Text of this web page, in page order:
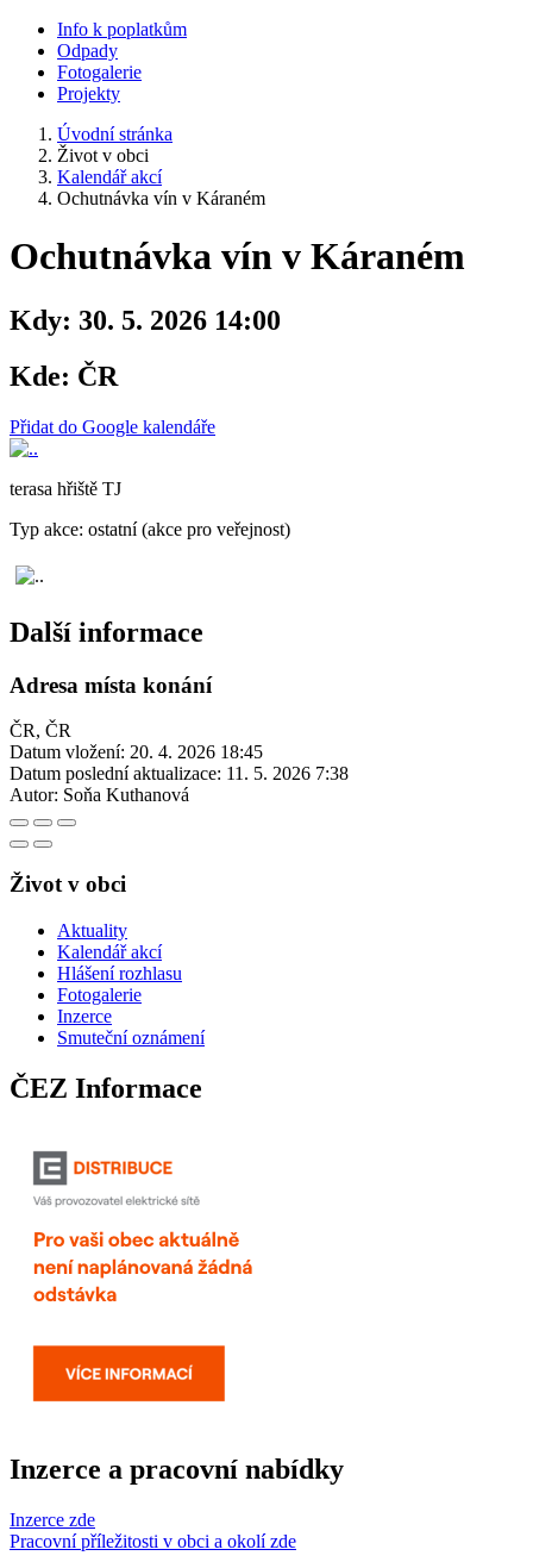
Info k poplatkům
Odpady
Fotogalerie
Projekty
Úvodní stránka
Život v obci
Kalendář akcí
Ochutnávka vín v Káraném
Ochutnávka vín v Káraném
Kdy: 30. 5. 2026 14:00
Kde: ČR
Přidat do Google kalendáře
terasa hřiště TJ
Typ akce: ostatní (akce pro veřejnost)
Další informace
Adresa místa konání
ČR, ČR
Datum vložení: 20. 4. 2026 18:45
Datum poslední aktualizace: 11. 5. 2026 7:38
Autor: Soňa Kuthanová
Život v obci
Aktuality
Kalendář akcí
Hlášení rozhlasu
Fotogalerie
Inzerce
Smuteční oznámení
ČEZ Informace
Inzerce a pracovní nabídky
Inzerce zde
Pracovní příležitosti v obci a okolí zde